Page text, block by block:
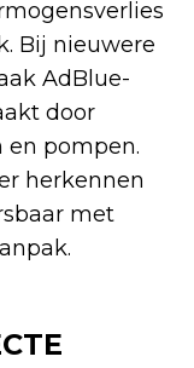
Bij nieuwere
AdBlue-
door
en pompen.
herkennen
met